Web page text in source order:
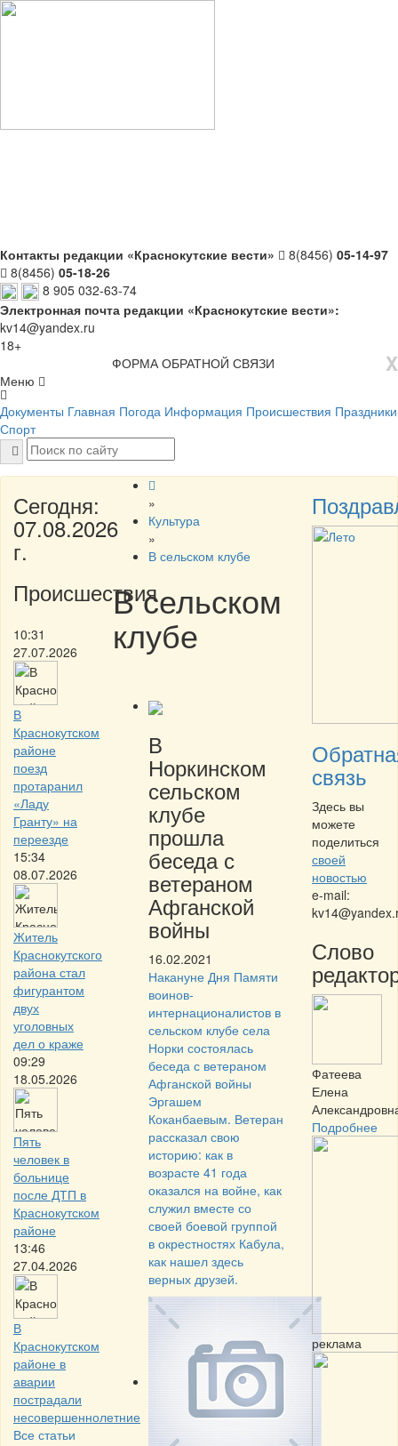
Контакты редакции «Краснокутские вести» 8(8456) 05-14-97
8(8456) 05-18-26
8 905 032-63-74
Электронная почта редакции «Краснокутские вести»:
kv14@yandex.ru
18+
X
ФОРМА ОБРАТНОЙ СВЯЗИ
Меню
Документы Главная Погода Информация Происшествия Праздники
Спорт
Сегодня:
07.08.2026
г.
Происшествия
10:31
27.07.2026
В
Краснокутском
районе
поезд
протаранил
«Ладу
Гранту» на
переезде
15:34
08.07.2026
Житель
Краснокутского
района стал
фигурантом
двух
уголовных
дел о краже
09:29
18.05.2026
Пять
человек в
больнице
после ДТП в
Краснокутском
районе
13:46
27.04.2026
В
Краснокутском
районе в
аварии
пострадали
несовершеннолетние
Все статьи
»
Культура
»
В сельском клубе
В сельском
клубе
В
Норкинском
сельском
клубе
прошла
беседа с
ветераном
Афганской
войны
16.02.2021
Накануне Дня Памяти
воинов-
интернационалистов в
сельском клубе села
Норки состоялась
беседа с ветераном
Афганской войны
Эргашем
Коканбаевым. Ветеран
рассказал свою
историю: как в
возрасте 41 года
оказался на войне, как
служил вместе со
своей боевой группой
в окрестностях Кабула,
как нашел здесь
верных друзей.
связь
Здесь вы
можете
поделиться
своей
новостью
e-mail:
Слово
Фатеева
Елена
Подробнее
реклама